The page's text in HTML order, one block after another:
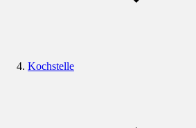
Kochstelle